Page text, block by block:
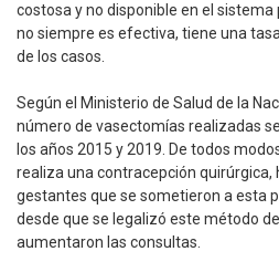
costosa y no disponible en el sistema
no siempre es efectiva, tiene una
de los casos.
Según el Ministerio de Salud de la
número de vasectomías realizadas
los años 2015 y 2019. De todos
realiza una contracepción quirúrgica,
gestantes que se sometieron a esta
desde que se legalizó este método
aumentaron las consultas.